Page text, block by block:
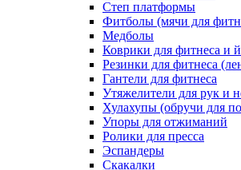
Степ платформы
Фитболы (мячи для
Медболы
Коврики для фитнеса и
Резинки для фитнеса
Гантели для фитнеса
Утяжелители для рук и
Хулахупы (обручи для
Упоры для отжиманий
Ролики для пресса
Эспандеры
Скакалки